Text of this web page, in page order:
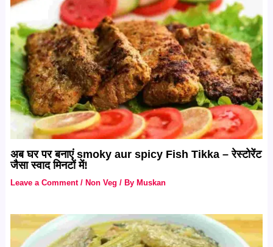
अब घर पर बनाएं smoky aur spicy Fish Tikka – रेस्टोरेंट
जैसा स्वाद मिनटों में!
Leave a Comment / Non Veg / By Muskan